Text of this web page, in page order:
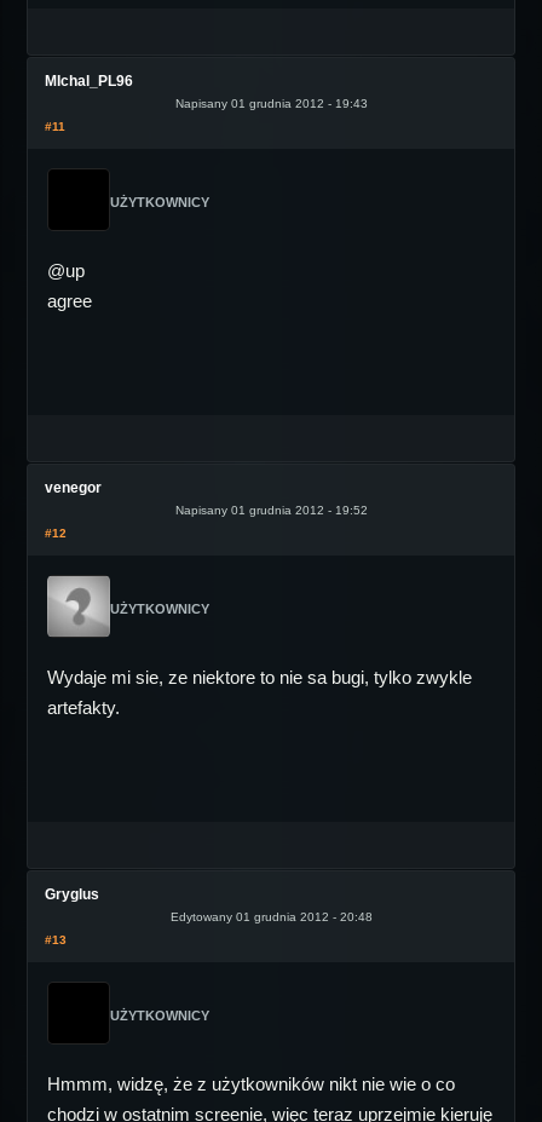
MIchal_PL96
Napisany 01 grudnia 2012 - 19:43
#11
UŻYTKOWNICY
@up
agree
venegor
Napisany 01 grudnia 2012 - 19:52
#12
UŻYTKOWNICY
Wydaje mi sie, ze niektore to nie sa bugi, tylko zwykle
artefakty.
Gryglus
Edytowany 01 grudnia 2012 - 20:48
#13
UŻYTKOWNICY
Hmmm, widzę, że z użytkowników nikt nie wie o co
chodzi w ostatnim screenie, więc teraz uprzejmie kieruję